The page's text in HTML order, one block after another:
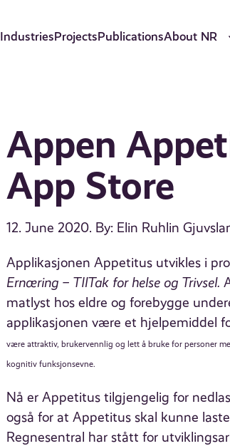
IndustriesProjectsPublicationsAbout NR
Appen
App Store
12. June 2020. By: Elin Ruhlin
Applikasjonen Appetitus utvikles i
Ernæring – TIlTak for helse og Trivsel.
matlyst hos eldre og forebygge
applikasjonen være et hjelpemiddel
være attraktiv, brukervennlig og lett å bruke for personer
kognitiv funksjonsevne.
Nå er Appetitus tilgjengelig for
også for at Appetitus skal kunne
Regnesentral har stått for